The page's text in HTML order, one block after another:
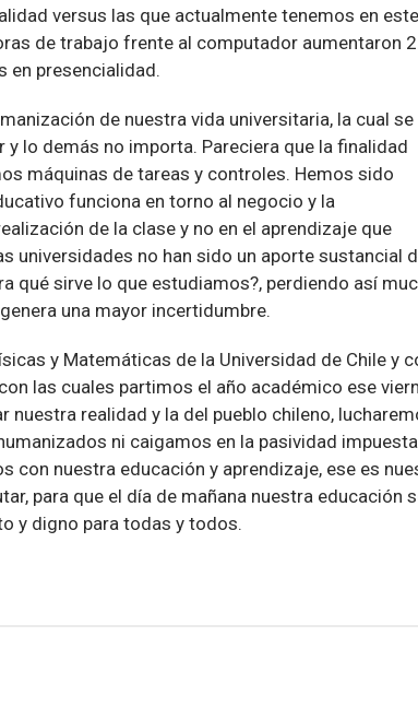
versus las que actualmente tenemos en este
de trabajo frente al computador aumentaron
en presencialidad.
de nuestra vida universitaria, la cual se
lo demás no importa. Pareciera que la finalidad
máquinas de tareas y controles. Hemos sido
funciona en torno al negocio y la
de la clase y no en el aprendizaje que
universidades no han sido un aporte sustancial
qué sirve lo que estudiamos?, perdiendo así
una mayor incertidumbre.
y Matemáticas de la Universidad de Chile y
las cuales partimos el año académico ese
realidad y la del pueblo chileno,
ni caigamos en la pasividad
nuestra educación y aprendizaje, ese es
para que el día de mañana nuestra educación
y digno para todas y todos.